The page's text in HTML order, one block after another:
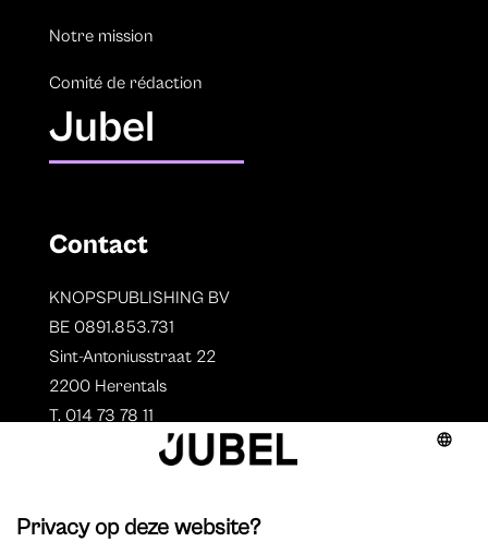
Notre mission
Comité de rédaction
Jubel
Contact
KNOPSPUBLISHING BV
BE 0891.853.731
Sint-Antoniusstraat 22
2200 Herentals
T. 014 73 78 11